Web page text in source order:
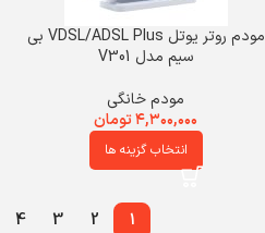
مودم روتر یوتل VDSL/ADSL Plus بی
سیم مدل V301
مودم خانگی
۴,۳۰۰,۰۰۰تومان
انتخاب گزینه ها
1
2
3
4